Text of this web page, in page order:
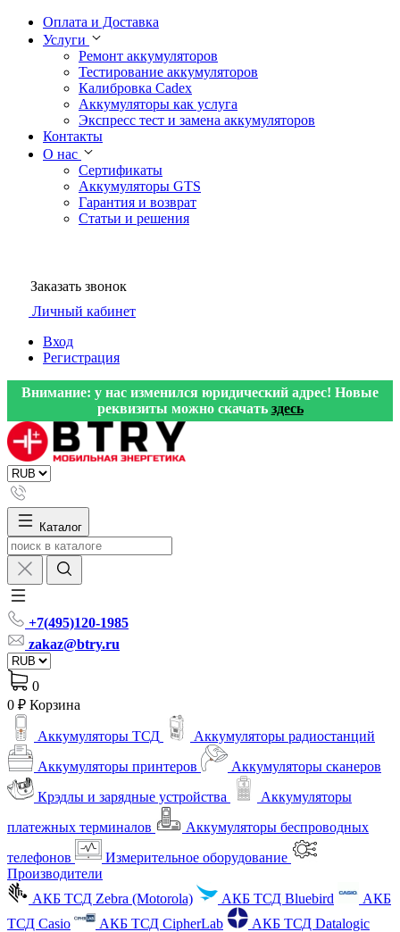
Оплата и Доставка
Услуги
Ремонт аккумуляторов
Тестирование аккумуляторов
Калибровка Cadex
Аккумуляторы как услуга
Экспресс тест и замена аккумуляторов
Контакты
О нас
Сертификаты
Аккумуляторы GTS
Гарантия и возврат
Статьи и решения
Заказать звонок
Личный кабинет
Вход
Регистрация
Внимание: у нас изменился юридический адрес! Новые
реквизиты можно скачать здесь
Каталог
+7(495)120-1985
zakaz@btry.ru
0
0 ₽ Корзина
Аккумуляторы ТСД
Аккумуляторы радиостанций
Аккумуляторы принтеров
Аккумуляторы сканеров
Крэдлы и зарядные устройства
Аккумуляторы
платежных терминалов
Аккумуляторы беспроводных
телефонов
Измерительное оборудование
Производители
АКБ ТСД Zebra (Motorola)
АКБ ТСД Bluebird
АКБ
ТСД Casio
АКБ ТСД CipherLab
АКБ ТСД Datalogic